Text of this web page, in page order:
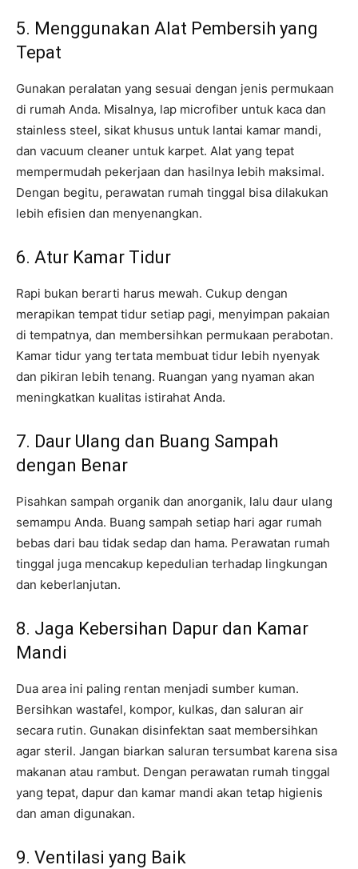
5. Menggunakan Alat Pembersih yang
Tepat
Gunakan peralatan yang sesuai dengan jenis permukaan
di rumah Anda. Misalnya, lap microfiber untuk kaca dan
stainless steel, sikat khusus untuk lantai kamar mandi,
dan vacuum cleaner untuk karpet. Alat yang tepat
mempermudah pekerjaan dan hasilnya lebih maksimal.
Dengan begitu, perawatan rumah tinggal bisa dilakukan
lebih efisien dan menyenangkan.
6. Atur Kamar Tidur
Rapi bukan berarti harus mewah. Cukup dengan
merapikan tempat tidur setiap pagi, menyimpan pakaian
di tempatnya, dan membersihkan permukaan perabotan.
Kamar tidur yang tertata membuat tidur lebih nyenyak
dan pikiran lebih tenang. Ruangan yang nyaman akan
meningkatkan kualitas istirahat Anda.
7. Daur Ulang dan Buang Sampah
dengan Benar
Pisahkan sampah organik dan anorganik, lalu daur ulang
semampu Anda. Buang sampah setiap hari agar rumah
bebas dari bau tidak sedap dan hama. Perawatan rumah
tinggal juga mencakup kepedulian terhadap lingkungan
dan keberlanjutan.
8. Jaga Kebersihan Dapur dan Kamar
Mandi
Dua area ini paling rentan menjadi sumber kuman.
Bersihkan wastafel, kompor, kulkas, dan saluran air
secara rutin. Gunakan disinfektan saat membersihkan
agar steril. Jangan biarkan saluran tersumbat karena sisa
makanan atau rambut. Dengan perawatan rumah tinggal
yang tepat, dapur dan kamar mandi akan tetap higienis
dan aman digunakan.
9. Ventilasi yang Baik